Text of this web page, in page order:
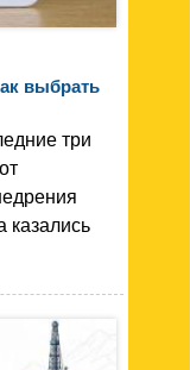
выбрать
три
казались